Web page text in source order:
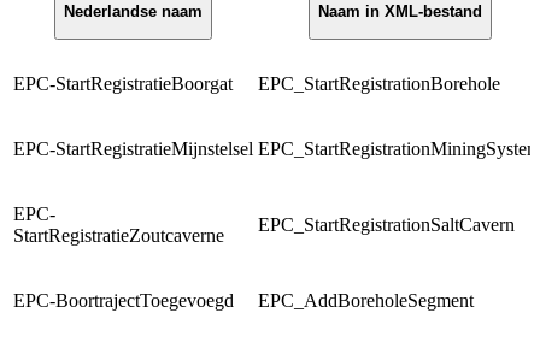
Nederlandse naam Naam in XML-bestand
EPC-StartRegistratieBoorgat EPC_StartRegistrationBorehole
EPC-StartRegistratieMijnstelsel EPC_StartRegistrationMiningSystem
EPC-
StartRegistratieZoutcaverne
EPC_StartRegistrationSaltCavern
EPC-BoortrajectToegevoegd EPC_AddBoreholeSegment